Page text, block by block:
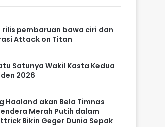
rilis pembaruan bawa ciri dan
Attack on Titan
Satunya Wakil Kasta Kedua
2026
Haaland akan Bela Timnas
Merah Putih dalam
Bikin Geger Dunia Sepak